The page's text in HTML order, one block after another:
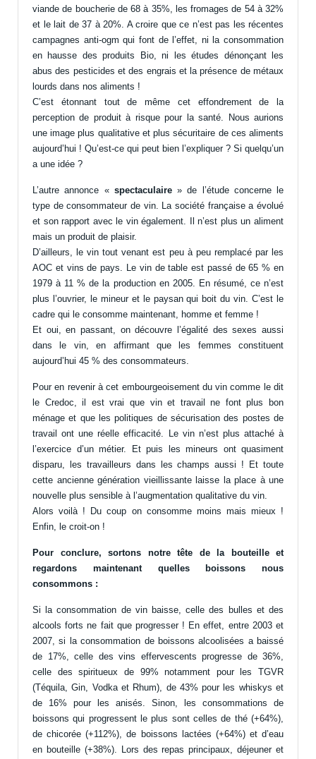
viande de boucherie de 68 à 35%, les fromages de 54 à 32%
et le lait de 37 à 20%. A croire que ce n’est pas les récentes
campagnes anti-ogm qui font de l’effet, ni la consommation
en hausse des produits Bio, ni les études dénonçant les
abus des pesticides et des engrais et la présence de métaux
lourds dans nos aliments !
C’est étonnant tout de même cet effondrement de la
perception de produit à risque pour la santé. Nous aurions
une image plus qualitative et plus sécuritaire de ces aliments
aujourd’hui ! Qu’est-ce qui peut bien l’expliquer ? Si quelqu’un
a une idée ?
L’autre annonce « spectaculaire» de l’étude concerne le
type de consommateur de vin. La société française a évolué
et son rapport avec le vin également. Il n’est plus un aliment
mais un produit de plaisir.
D’ailleurs, le vin tout venant est peu à peu remplacé par les
AOC et vins de pays. Le vin de table est passé de 65 % en
1979 à 11 % de la production en 2005. En résumé, ce n’est
plus l’ouvrier, le mineur et le paysan qui boit du vin. C’est le
cadre qui le consomme maintenant, homme et femme !
Et oui, en passant, on découvre l’égalité des sexes aussi
dans le vin, en affirmant que les femmes constituent
aujourd’hui 45 % des consommateurs.
Pour en revenir à cet embourgeoisement du vin comme le dit
le Credoc, il est vrai que vin et travail ne font plus bon
ménage et que les politiques de sécurisation des postes de
travail ont une réelle efficacité. Le vin n’est plus attaché à
l’exercice d’un métier. Et puis les mineurs ont quasiment
disparu, les travailleurs dans les champs aussi ! Et toute
cette ancienne génération vieillissante laisse la place à une
nouvelle plus sensible à l’augmentation qualitative du vin.
Alors voilà ! Du coup on consomme moins mais mieux !
Enfin, le croit-on !
Pour conclure, sortons notre tête de la bouteille et
regardons maintenant quelles boissons nous
consommons :
Si la consommation de vin baisse, celle des bulles et des
alcools forts ne fait que progresser ! En effet, entre 2003 et
2007, si la consommation de boissons alcoolisées a baissé
de 17%, celle des vins effervescents progresse de 36%,
celle des spiritueux de 99% notamment pour les TGVR
(Téquila, Gin, Vodka et Rhum), de 43% pour les whiskys et
de 16% pour les anisés. Sinon, les consommations de
boissons qui progressent le plus sont celles de thé (+64%),
de chicorée (+112%), de boissons lactées (+64%) et d’eau
en bouteille (+38%). Lors des repas principaux, déjeuner et